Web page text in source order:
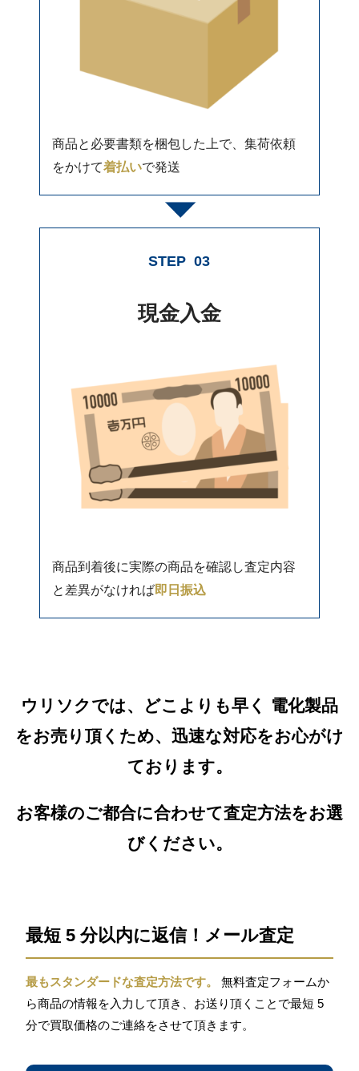
商品と必要書類を梱包した上で、集荷依頼
をかけて着払いで発送
STEP 03
現金入金
商品到着後に実際の商品を確認し査定内容
と差異がなければ即日振込
ウリソクでは、どこよりも早く 電化製品
をお売り頂くため、迅速な対応をお心がけ
ております。
お客様のご都合に合わせて査定方法をお選
びください。
最短 5 分以内に返信！メール査定
最もスタンダードな査定方法です。
無料査定フォームか
ら商品の情報を入力して頂き、お送り頂くことで最短 5
分で買取価格のご連絡をさせて頂きます。